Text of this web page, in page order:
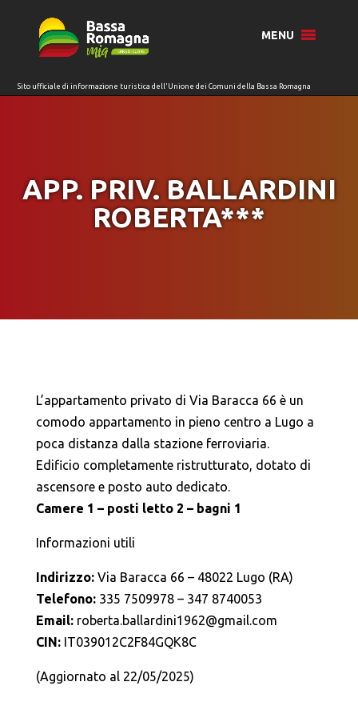
MENU
APP. PRIV. BALLARDINI
ROBERTA***
L’appartamento privato di Via Baracca 66 è un
comodo appartamento in pieno centro a Lugo a
poca distanza dalla stazione ferroviaria.
Edificio completamente ristrutturato, dotato di
ascensore e posto auto dedicato.
Camere 1 – posti letto 2 – bagni 1
Informazioni utili
Indirizzo: Via Baracca 66 – 48022 Lugo (RA)
Telefono: 335 7509978 – 347 8740053
Email: roberta.ballardini1962@gmail.com
CIN:IT039012C2F84GQK8C
(Aggiornato al 22/05/2025)